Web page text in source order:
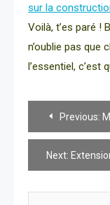
sur la
Voilà, t’es paré !
n’oublie pas que
l’essentiel, c’est
de
l’article
Previous:
Next: Extension